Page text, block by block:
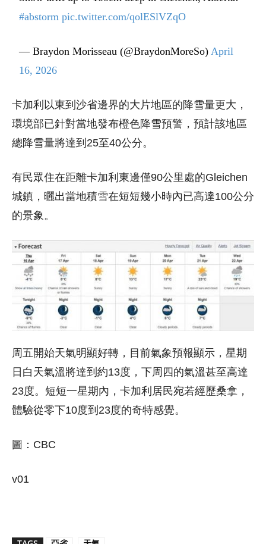
#abstorm pic.twitter.com/qolESlVZqO
— Braydon Morisseau (@BraydonMoreSo)April
16, 2026
卡加利以東到沙省邊界的大片地區的降雪量更大，
環境部已針對當地發布橙色降雪預警，預計該地區
總降雪量將達到25至40公分。
有民眾住在距離卡加利東邊僅90公里處的Gleichen
城鎮，曬出當地積雪在短短幾小時內已高達100公分
的景象。
周五開始天氣明顯好轉，目前氣象預報顯示，星期
日白天氣溫將達到約13度，下周四的氣溫甚至高達
23度。短短一星期內，卡加利居民宛若經歷桑拿，
體驗從零下10度到23度的奇特感覺。
圖：CBC
v01